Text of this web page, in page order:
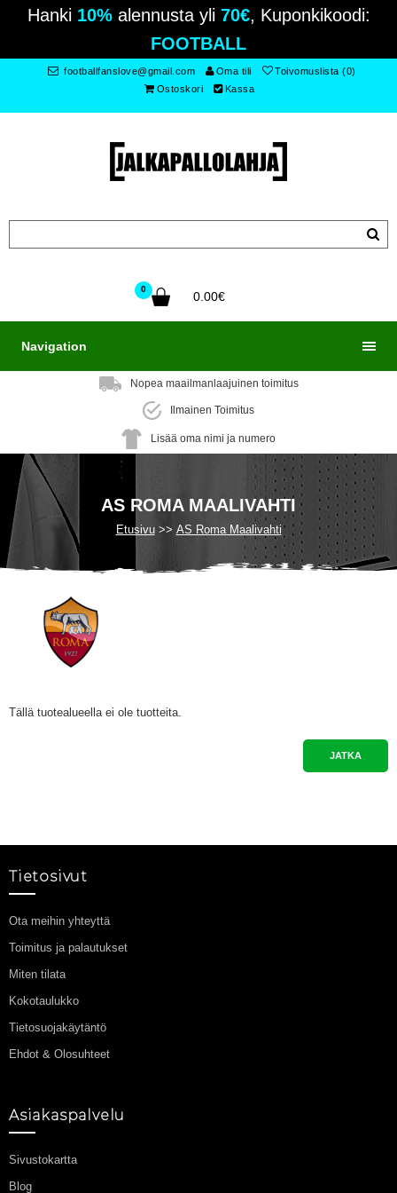
Hanki 10%alennusta yli 70€, Kuponkikoodi:
FOOTBALL
footballfanslove@gmail.com Oma tili
Toivomuslista (0)
Ostoskori
Kassa
0
0.00€
Navigation
Nopea maailmanlaajuinen toimitus
Ilmainen Toimitus
Lisää oma nimi ja numero
AS ROMA MAALIVAHTI
Etusivu AS Roma Maalivahti
Tällä tuotealueella ei ole tuotteita.
JATKA
Tietosivut
Ota meihin yhteyttä
Toimitus ja palautukset
Miten tilata
Kokotaulukko
Tietosuojakäytäntö
Ehdot & Olosuhteet
Asiakaspalvelu
Sivustokartta
Blog